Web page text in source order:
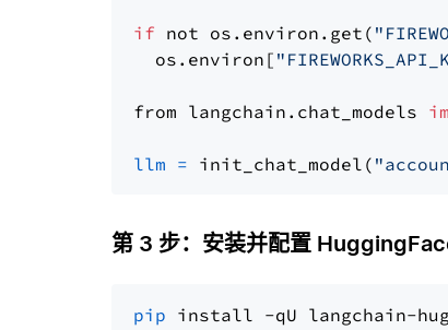
if not os.environ.get(
  os.environ[
from langchain.chat_models
llm = init_chat_model(
第 3 步：安装并配置
pip